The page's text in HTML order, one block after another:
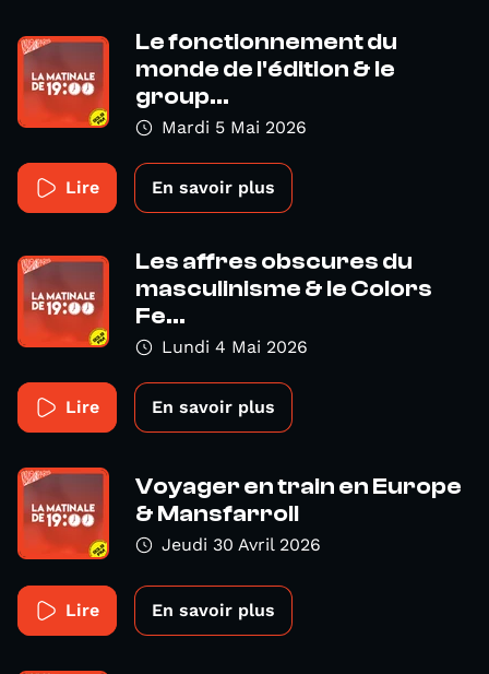
Le fonctionnement du
monde de l'édition & le
group...
Mardi 5 Mai 2026
Lire En savoir plus
Les affres obscures du
masculinisme & le Colors
Fe...
Lundi 4 Mai 2026
Lire En savoir plus
Voyager en train en Europe
& Mansfarroll
Jeudi 30 Avril 2026
Lire En savoir plus